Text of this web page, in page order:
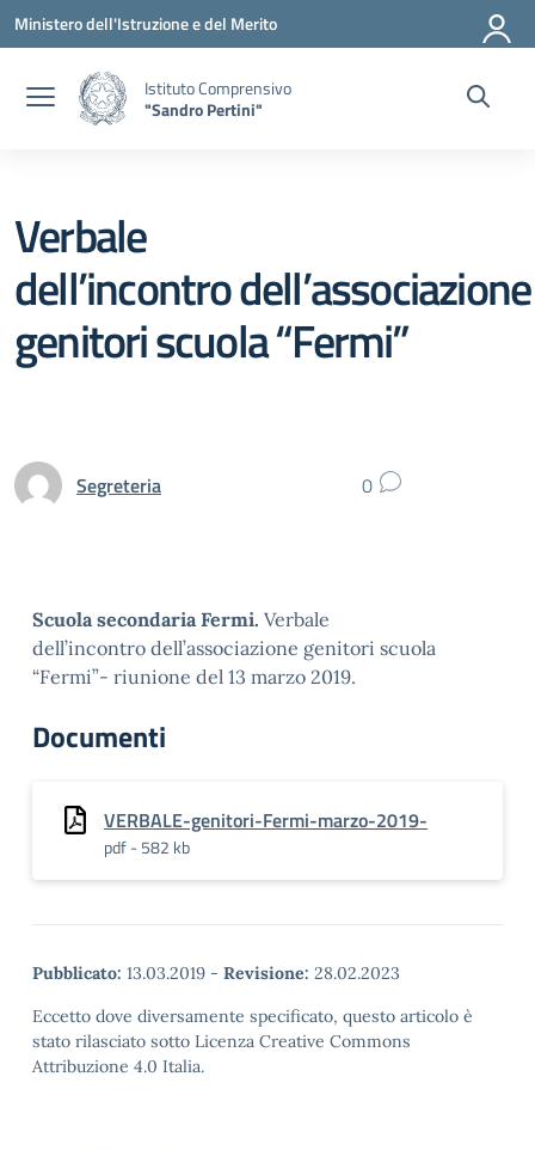
Vai ai contenuti
Vai al menu di navigazione
Vai al footer
Ministero dell'Istruzione e del Merito
Istituto Comprensivo
"Sandro Pertini"
Verbale
dell’incontro dell’associazione
genitori scuola “Fermi”
Segreteria 0
Scuola secondaria Fermi. Verbale
dell’incontro dell’associazione genitori scuola
“Fermi”- riunione del 13 marzo 2019.
Documenti
VERBALE-genitori-Fermi-marzo-2019-
pdf - 582 kb
Pubblicato: 13.03.2019 - Revisione: 28.02.2023
Eccetto dove diversamente specificato, questo articolo è
stato rilasciato sotto Licenza Creative Commons
Attribuzione 4.0 Italia.